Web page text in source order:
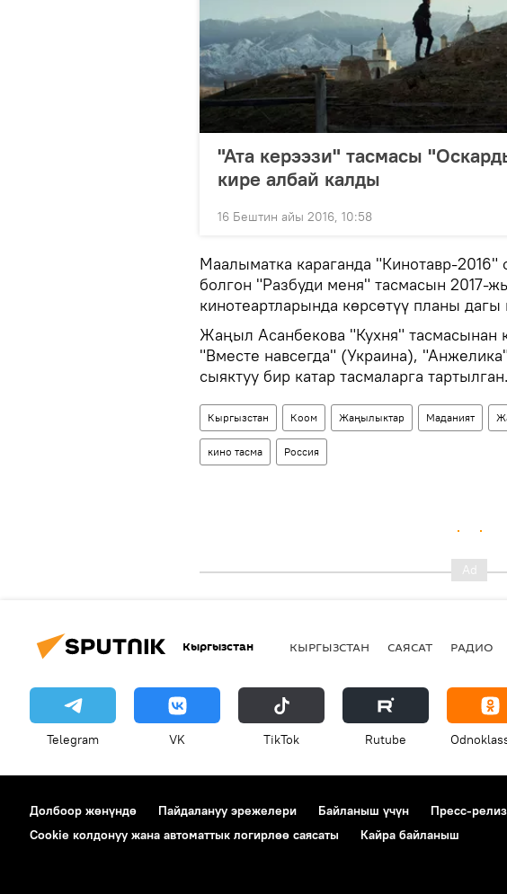
"Ата керээзи" тасмасы
кире албай калды
16 Бештин айы 2016, 10:58
Маалыматка караганда "Кинотавр-
болгон "Разбуди меня" тасмасын 2017-
кинотеартларында көрсөтүү планы дагы
Жаңыл Асанбекова "Кухня" тасмасынан
"Вместе навсегда" (Украина),
сыяктуу бир катар тасмаларга тартылган.
Кыргызстан Коом Жаңылыктар Маданият
кино тасма Россия
Кыргызстан КЫРГЫЗСТАН САЯСАТ РАДИО
Telegram VK ТikТоk Rutube
Долбоор жөнүндө Пайдалануу эрежелери Байланыш үчүн Пресс-
Cookie колдонуу жана автоматтык логирлөө саясаты
Кайра байланыш